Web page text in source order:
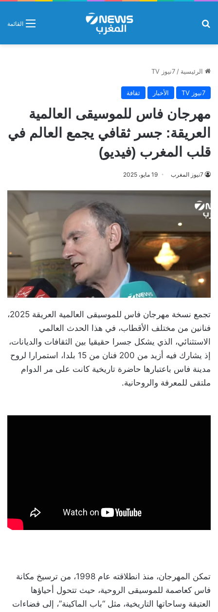
القائمة
الرئيسية / 7نيوز TV
7نيوز TV الأخبار ثقافة
مهرجان فاس للموسيقى العالمية
العريقة: جسر ثقافي يجمع العالم في
قلب المغرب (فيديو)
7نيوز المغرب 19 مايو، 2025
تجمع نسخة مهرجان فاس للموسيقى العالمية العريقة 2025،
فنانين من مختلف الأقطاب، في هذا الحدث العالمي
الاستثنائي، الذي يشكل جسرا حقيقيا بين الثقافات والديانات،
إذ يشارك فيه أزيد من 200 فنان من 15 بلدا، استمرارا لروح
مدينة فاس باعتبارها حاضرة تاريخية كانت على مر الدوام
ملتقى للمعرفة والروحانية.
تمكن المهرجان، منذ انطلاقته عام 1998، من ترسيخ مكانة
فاس كعاصمة للموسيقى الروحية، حيث تتحول أحياؤها
العتيقة وساحاتها التاريخية، مثل “باب الماكينة”، إلى فضاءات